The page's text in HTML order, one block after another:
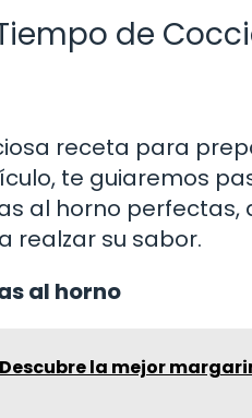
de
receta para
te guiaremos
al horno
realzar su sabor.
al horno
Descubre la mejor